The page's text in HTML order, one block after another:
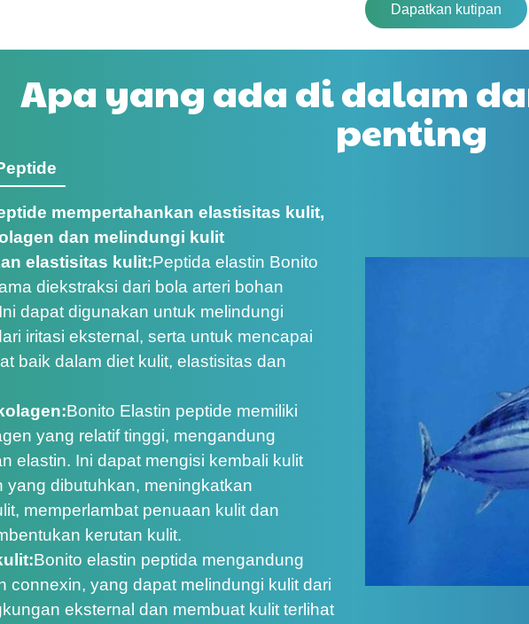
Dapatkan kutipan
Apa yang ada di dalam
penting
mempertahankan elastisitas kulit,
dan melindungi kulit
elastisitas kulit:Peptida elastin Bonito
diekstraksi dari bola arteri bohan
dapat digunakan untuk melindungi
iritasi eksternal, serta untuk mencapai
baik dalam diet kulit, elastisitas dan
Bonito Elastin peptide memiliki
yang relatif tinggi, mengandung
elastin. Ini dapat mengisi kembali kulit
yang dibutuhkan, meningkatkan
memperlambat penuaan kulit dan
kerutan kulit.
Bonito elastin peptida mengandung
connexin, yang dapat melindungi kulit dari
eksternal dan membuat kulit terlihat